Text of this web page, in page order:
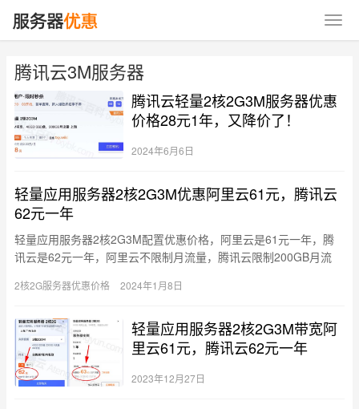
腾讯云3M服务器
腾讯云轻量2核2G3M服务器优惠
价格28元1年，又降价了！
2024年6月6日
轻量应用服务器2核2G3M优惠阿里云61元，腾讯云
62元一年
轻量应用服务器2核2G3M配置优惠价格，阿里云是61元一年，腾
讯云是62元一年，阿里云不限制月流量，腾讯云限制200GB月流
2核2G服务器优惠价格 2024年1月8日
轻量应用服务器2核2G3M带宽阿
里云61元，腾讯云62元一年
2023年12月27日